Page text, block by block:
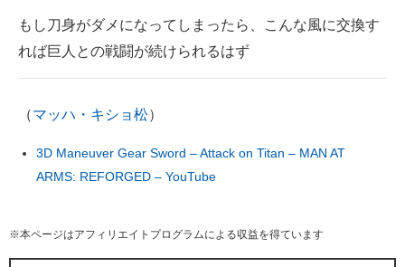
もし刀身がダメになってしまったら、こんな風に交換す
れば巨人との戦闘が続けられるはず
（マッハ・キショ松）
3D Maneuver Gear Sword – Attack on Titan – MAN AT
ARMS: REFORGED – YouTube
※本ページはアフィリエイトプログラムによる収益を得ています